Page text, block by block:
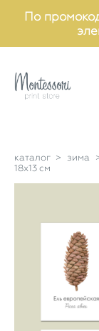
По
каталог > зима
18х13 см